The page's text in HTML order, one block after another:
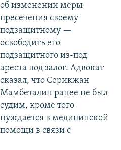
об изменении меры
пресечения своему
подзащитному —
освободить его
подзащитного из-под
ареста под залог. Адвокат
сказал, что Серикжан
Мамбеталин ранее не был
судим, кроме того
нуждается в медицинской
помощи в связи с